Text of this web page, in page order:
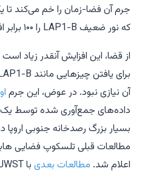
جرم آن فضا-زمان را خم می‌کند
که نور ضعیف LAP1-B را ۱۰۰ برابر افزایش می‌دهد.
آن نیازی نبود. در عوض، این جرم
داده‌های جمع‌آوری شده توسط یک
بسیار بزرگ رصدخانه جنوبی اروپا
اعلام شد. مطالعات بعدی